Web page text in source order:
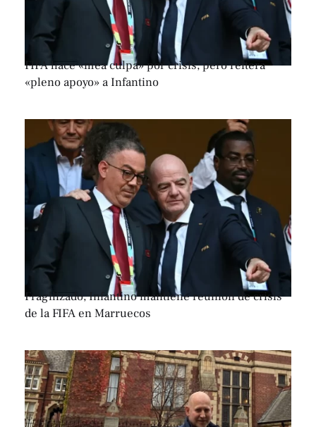
FIFA hace «mea culpa» por crisis, pero reitera
«pleno apoyo» a Infantino
Fragilizado, Infantino mantiene reunión de crisis
de la FIFA en Marruecos